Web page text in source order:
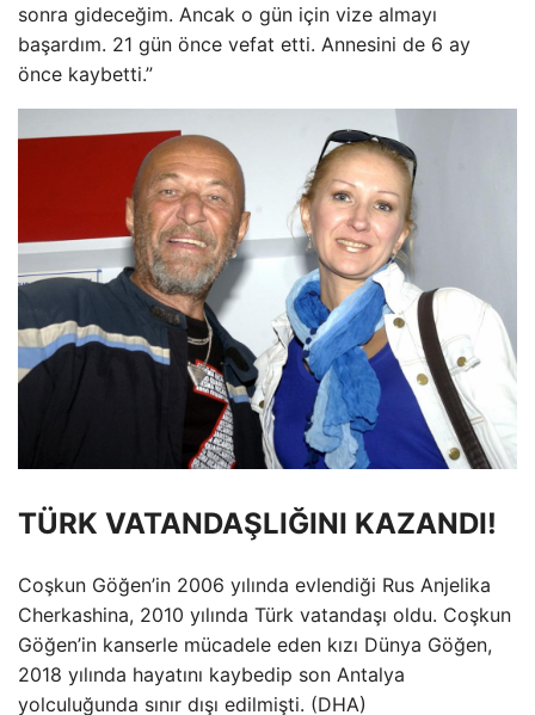
sonra gideceğim. Ancak o gün için vize almayı
başardım. 21 gün önce vefat etti. Annesini de 6 ay
önce kaybetti.”
TÜRK VATANDAŞLIĞINI KAZANDI!
Coşkun Göğen’in 2006 yılında evlendiği Rus Anjelika
Cherkashina, 2010 yılında Türk vatandaşı oldu. Coşkun
Göğen’in kanserle mücadele eden kızı Dünya Göğen,
2018 yılında hayatını kaybedip son Antalya
yolculuğunda sınır dışı edilmişti. (DHA)